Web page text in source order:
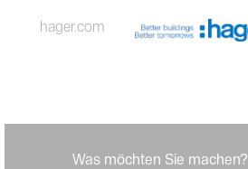
hager.com
Was möchten Sie machen?